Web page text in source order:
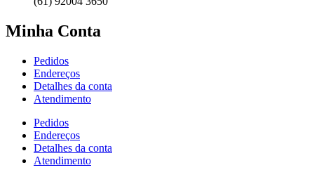
Minha Conta
Pedidos
Endereços
Detalhes da conta
Atendimento
Pedidos
Endereços
Detalhes da conta
Atendimento